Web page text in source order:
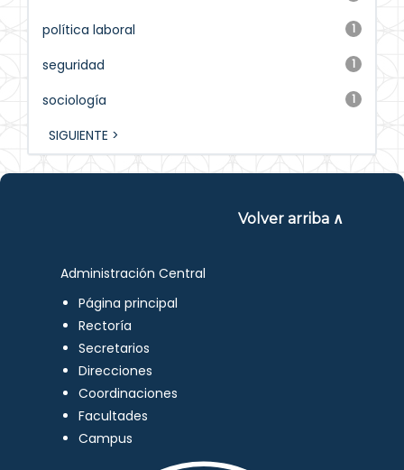
1
política laboral
1
seguridad
1
sociología
SIGUIENTE >
Volver arriba ∧
Administración Central
Página principal
Rectoría
Secretarios
Direcciones
Coordinaciones
Facultades
Campus